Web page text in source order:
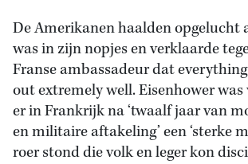
De Amerikanen haalden opgelucht
was in zijn nopjes en verklaarde
Franse ambassadeur dat
out extremely well. Eisenhower
er in Frankrijk na ‘twaalf jaar van
en militaire aftakeling’ een ‘sterke
roer stond die volk en leger kon